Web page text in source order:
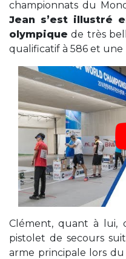
championnats du
Jean s’est illustré
olympique de très
qualificatif à 586 et
Clément, quant à lui,
pistolet de secours
arme principale lors